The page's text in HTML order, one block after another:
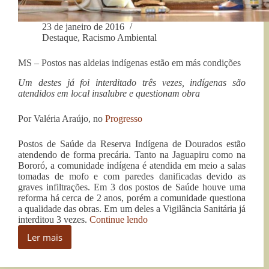
23 de janeiro de 2016
Destaque, Racismo Ambiental
MS – Postos nas aldeias indígenas estão em más condições
Um destes já foi interditado três vezes, indígenas são
atendidos em local insalubre e questionam obra
Por Valéria Araújo, no Progresso
Postos de Saúde da Reserva Indígena de Dourados estão
atendendo de forma precária. Tanto na Jaguapiru como na
Bororó, a comunidade indígena é atendida em meio a salas
tomadas de mofo e com paredes danificadas devido as
graves infiltrações. Em 3 dos postos de Saúde houve uma
reforma há cerca de 2 anos, porém a comunidade questiona
a qualidade das obras. Em um deles a Vigilância Sanitária já
interditou 3 vezes. Continue lendo“MS
Ler mais
MS
Postos